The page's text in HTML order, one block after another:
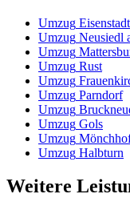
Umzug Eisenstadt
Umzug Neusiedl
Umzug
Umzug Rust
Umzug
Umzug Parndorf
Umzug
Umzug Gols
Umzug
Umzug Halbturn
Weitere